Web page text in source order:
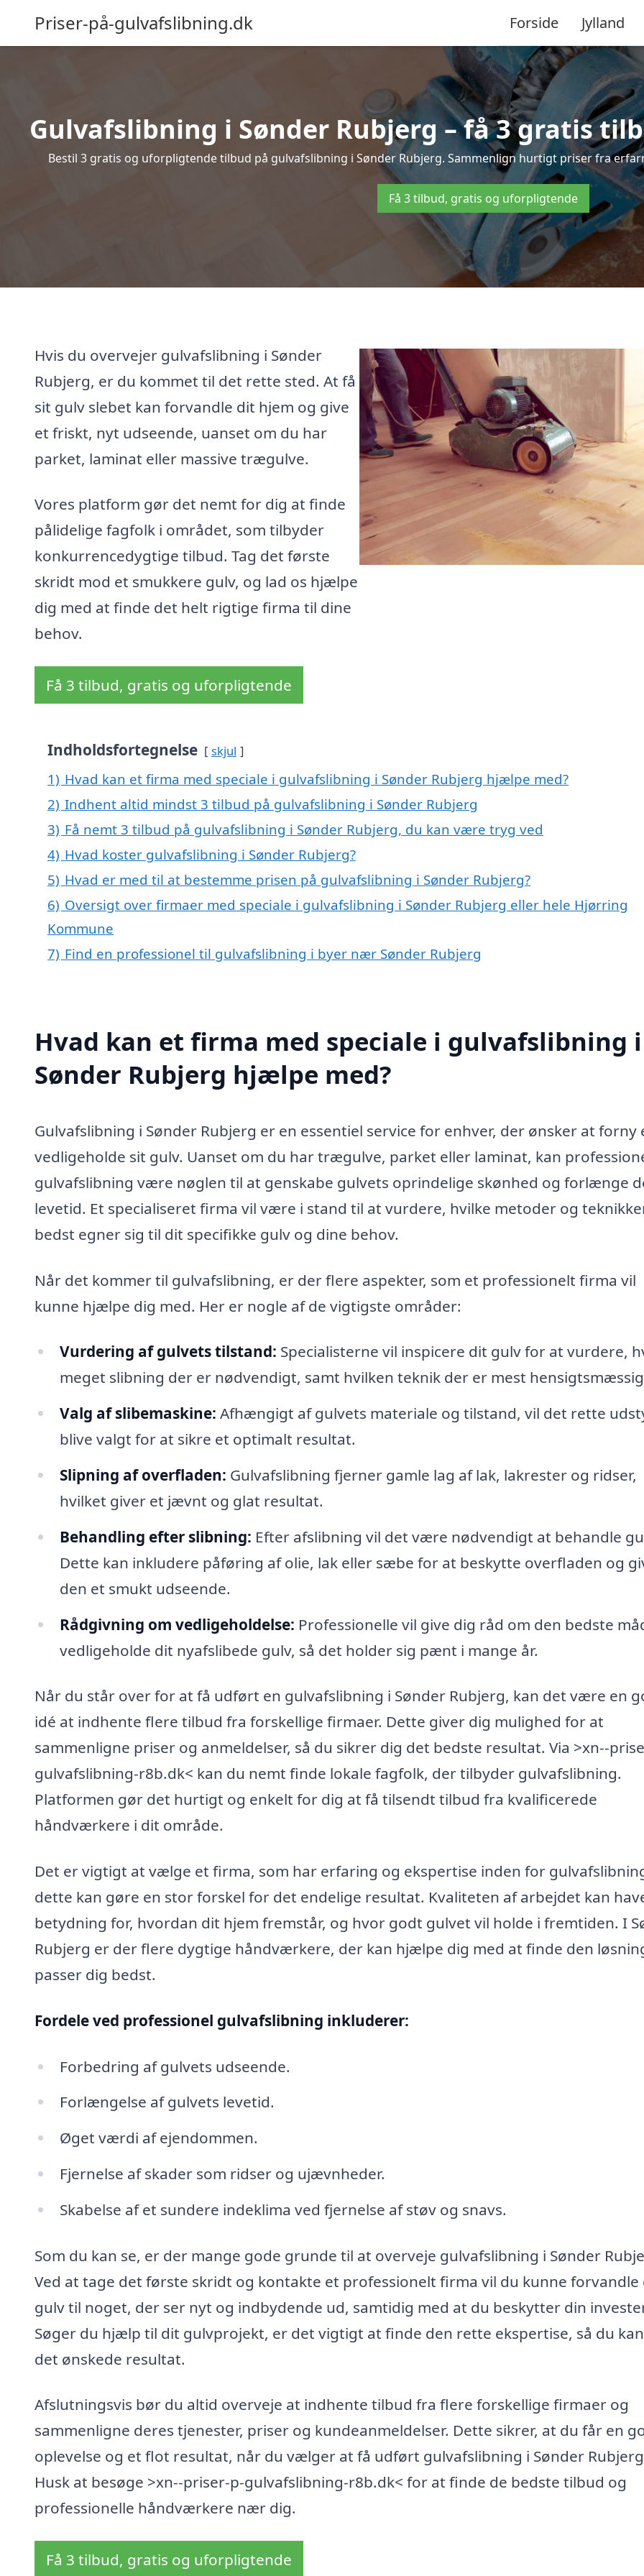
Priser-på-gulvafslibning.dk Forside Jylland
Gulvafslibning i Sønder Rubjerg – få 3 gratis
Bestil 3 gratis og uforpligtende tilbud på gulvafslibning i Sønder Rubjerg. Sammenlign hurtigt priser fra
Få 3 tilbud, gratis og uforpligtende
Hvis du overvejer gulvafslibning i Sønder
Rubjerg, er du kommet til det rette sted. At få
sit gulv slebet kan forvandle dit hjem og give
et friskt, nyt udseende, uanset om du har
parket, laminat eller massive trægulve.
Vores platform gør det nemt for dig at finde
pålidelige fagfolk i området, som tilbyder
konkurrencedygtige tilbud. Tag det første
skridt mod et smukkere gulv, og lad os hjælpe
dig med at finde det helt rigtige firma til dine
behov.
Få 3 tilbud, gratis og uforpligtende
Indholdsfortegnelse skjul
1) Hvad kan et firma med speciale i gulvafslibning i Sønder Rubjerg hjælpe med?
2) Indhent altid mindst 3 tilbud på gulvafslibning i Sønder Rubjerg
3) Få nemt 3 tilbud på gulvafslibning i Sønder Rubjerg, du kan være tryg ved
4) Hvad koster gulvafslibning i Sønder Rubjerg?
5) Hvad er med til at bestemme prisen på gulvafslibning i Sønder Rubjerg?
6) Oversigt over firmaer med speciale i gulvafslibning i Sønder Rubjerg eller hele Hjørring
Kommune
7) Find en professionel til gulvafslibning i byer nær Sønder Rubjerg
Hvad kan et firma med speciale i gulvafslibning i
Sønder Rubjerg hjælpe med?
Gulvafslibning i Sønder Rubjerg er en essentiel service for enhver, der ønsker at forny
vedligeholde sit gulv. Uanset om du har trægulve, parket eller laminat, kan
gulvafslibning være nøglen til at genskabe gulvets oprindelige skønhed og forlænge
levetid. Et specialiseret firma vil være i stand til at vurdere, hvilke metoder og
bedst egner sig til dit specifikke gulv og dine behov.
Når det kommer til gulvafslibning, er der flere aspekter, som et professionelt firma vil
kunne hjælpe dig med. Her er nogle af de vigtigste områder:
Vurdering af gulvets tilstand: Specialisterne vil inspicere dit gulv for at vurdere,
meget slibning der er nødvendigt, samt hvilken teknik der er mest
Valg af slibemaskine: Afhængigt af gulvets materiale og tilstand, vil det rette
blive valgt for at sikre et optimalt resultat.
Slipning af overfladen: Gulvafslibning fjerner gamle lag af lak, lakrester og ridser,
hvilket giver et jævnt og glat resultat.
Behandling efter slibning: Efter afslibning vil det være nødvendigt at behandle
Dette kan inkludere påføring af olie, lak eller sæbe for at beskytte overfladen og
den et smukt udseende.
Rådgivning om vedligeholdelse: Professionelle vil give dig råd om den bedste
vedligeholde dit nyafslibede gulv, så det holder sig pænt i mange år.
Når du står over for at få udført en gulvafslibning i Sønder Rubjerg, kan det være en
idé at indhente flere tilbud fra forskellige firmaer. Dette giver dig mulighed for at
sammenligne priser og anmeldelser, så du sikrer dig det bedste resultat. Via >xn--
gulvafslibning-r8b.dk< kan du nemt finde lokale fagfolk, der tilbyder gulvafslibning.
Platformen gør det hurtigt og enkelt for dig at få tilsendt tilbud fra kvalificerede
håndværkere i dit område.
Det er vigtigt at vælge et firma, som har erfaring og ekspertise inden for
dette kan gøre en stor forskel for det endelige resultat. Kvaliteten af arbejdet kan
betydning for, hvordan dit hjem fremstår, og hvor godt gulvet vil holde i fremtiden. I
Rubjerg er der flere dygtige håndværkere, der kan hjælpe dig med at finde den
passer dig bedst.
Fordele ved professionel gulvafslibning inkluderer:
Forbedring af gulvets udseende.
Forlængelse af gulvets levetid.
Øget værdi af ejendommen.
Fjernelse af skader som ridser og ujævnheder.
Skabelse af et sundere indeklima ved fjernelse af støv og snavs.
Som du kan se, er der mange gode grunde til at overveje gulvafslibning i Sønder
Ved at tage det første skridt og kontakte et professionelt firma vil du kunne forvandle
gulv til noget, der ser nyt og indbydende ud, samtidig med at du beskytter din
Søger du hjælp til dit gulvprojekt, er det vigtigt at finde den rette ekspertise, så du
det ønskede resultat.
Afslutningsvis bør du altid overveje at indhente tilbud fra flere forskellige firmaer og
sammenligne deres tjenester, priser og kundeanmeldelser. Dette sikrer, at du får en
oplevelse og et flot resultat, når du vælger at få udført gulvafslibning i Sønder
Husk at besøge >xn--priser-p-gulvafslibning-r8b.dk< for at finde de bedste tilbud og
professionelle håndværkere nær dig.
Få 3 tilbud, gratis og uforpligtende